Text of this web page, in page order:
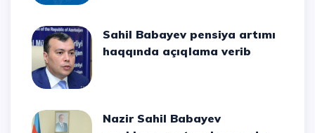
Sahil Babayev pensiya artımı
haqqında açıqlama verib
Nazir Sahil Babayev